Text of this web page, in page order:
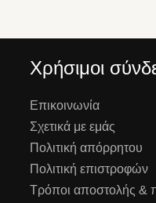
Χρήσιμοι
Επικοινωνία
Σχετικά με εμάς
Πολιτική απόρρητου
Πολιτική επιστροφών
Τρόποι αποστολής &